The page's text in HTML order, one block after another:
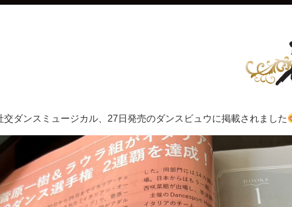
ダンスミュージカル、27日発売のダンスビュウに掲載されました